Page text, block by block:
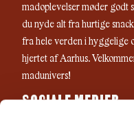
madoplevelser møder godt
du nyde alt fra hurtige
fra hele verden i hyggelige
hjertet af Aarhus.
madunivers!
SOCIALE MEDIER